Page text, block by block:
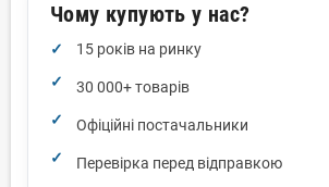
Чому купують у нас?
15 років на ринку
30 000+ товарів
Офіційні постачальники
Перевірка перед відправкою